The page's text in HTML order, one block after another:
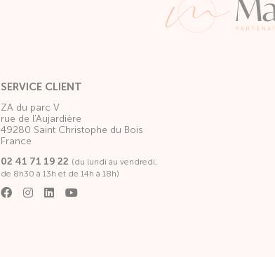
SERVICE CLIENT
ZA du parc V
rue de l'Aujardière
49280 Saint Christophe du Bois
France
02 41 71 19 22 (du lundi au vendredi,
de 8h30 à 13h et de 14h à 18h)